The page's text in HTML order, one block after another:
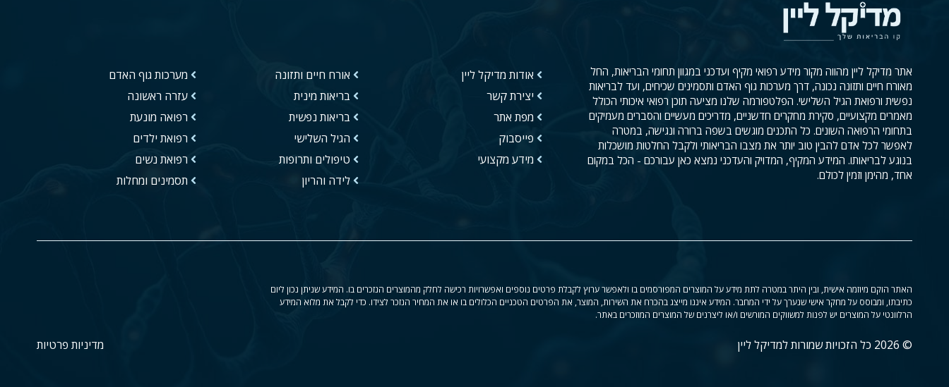
אתר מדיקל ליין מהווה מקור מידע רפואי מקיף ועדכני במגוון תחומי הבריאות, החל
מאורח חיים ותזונה נכונה, דרך מערכות גוף האדם ותסמינים שכיחים, ועד לבריאות
נפשית ורפואת הגיל השלישי. הפלטפורמה שלנו מציעה תוכן רפואי איכותי הכולל
מאמרים מקצועיים, סקירת מחקרים חדשניים, מדריכים מעשיים והסברים מעמיקים
בתחומי הרפואה השונים. כל התכנים מוגשים בשפה ברורה ונגישה, במטרה
לאפשר לכל אדם להבין טוב יותר את מצבו הבריאותי ולקבל החלטות מושכלות
בנוגע לבריאותו. המידע המקיף, המדויק והעדכני נמצא כאן עבורכם - הכל במקום
אחד, מהימן וזמין לכולם.
אודות מדיקל ליין
יצירת קשר
מפת אתר
פייסבוק
מידע מקצועי
אורח חיים ותזונה
בריאות מינית
בריאות נפשית
הגיל השלישי
טיפולים ותרופות
לידה והריון
מערכות גוף האדם
עזרה ראשונה
רפואה מונעת
רפואת ילדים
רפואת נשים
תסמינים ומחלות
האתר הוקם מיוזמה אישית, ובין היתר במטרה לתת מידע על המוצרים המפורסמים בו ולאפשר ערוץ לקבלת פרטים נוספים ואפשרויות רכישה לחלק מהמוצרים הנזכרים בו. המידע שניתן נכון ליום
כתיבתו, ומבוסס על מחקר אישי שנערך על ידי המחבר. המידע איננו מייצג בהכרח את השירות, המוצר, את הפרטים הטכניים הכלולים בו או את המחיר הנזכר לצידו. כדי לקבל את מלוא המידע
הרלוונטי על המוצרים יש לפנות למשווקים המורשים ו/או ליצרנים של המוצרים המוזכרים באתר.
© 2026 כל הזכויות שמורות למדיקל ליין מדיניות פרטיות